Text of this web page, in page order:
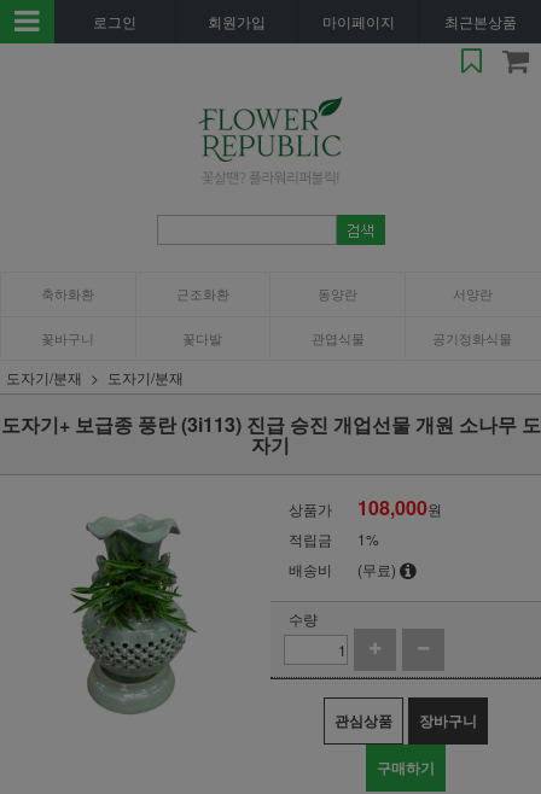
로그인 회원가입 마이페이지 최근본상품
축하화환 근조화환 동양란 서양란
꽃바구니 꽃다발 관엽식물 공기정화식물
도자기/분재 도자기/분재
도자기+ 보급종 풍란 (3i113) 진급 승진 개업선물 개원 소나무 도
자기
상품가 108,000원
적립금
1%
배송비
(무료)
수량
관심상품 장바구니
구매하기